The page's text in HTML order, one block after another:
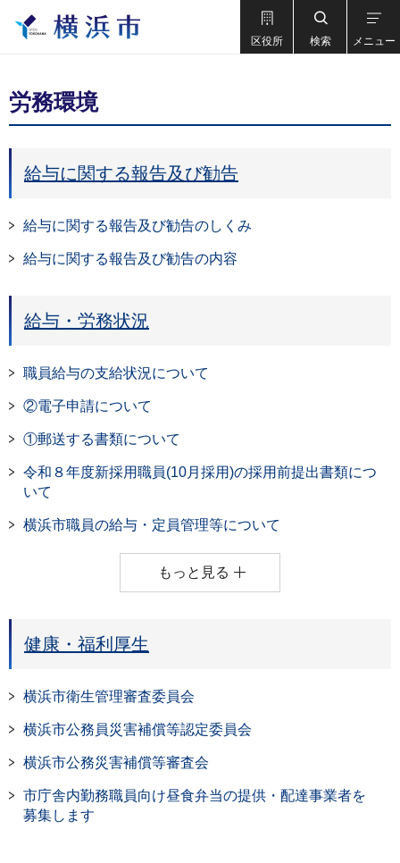
区役所 検索 メニュー
労務環境
給与に関する報告及び勧告
給与に関する報告及び勧告のしくみ
給与に関する報告及び勧告の内容
給与・労務状況
職員給与の支給状況について
②電子申請について
①郵送する書類について
令和８年度新採用職員(10月採用)の採用前提出書類につ
いて
横浜市職員の給与・定員管理等について
もっと見る
健康・福利厚生
横浜市衛生管理審査委員会
横浜市公務員災害補償等認定委員会
横浜市公務災害補償等審査会
市庁舎内勤務職員向け昼食弁当の提供・配達事業者を
募集します